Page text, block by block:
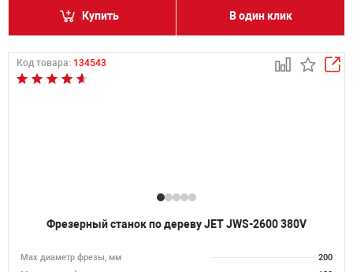
Купить В один клик
Код товара: 134543
Фрезерный станок по дереву JET JWS-2600 380V
Max диаметр фрезы, мм
200